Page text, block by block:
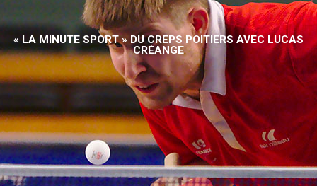
« LA MINUTE SPORT » DU CREPS POITIERS AVEC LUCAS
CRÉANGE